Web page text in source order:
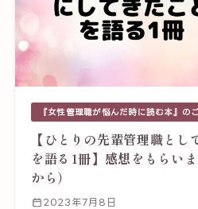
『女性管理職が悩んだ時に読む本』の
【ひとりの先輩管理職とし
を語る1冊】感想をもらい
から）
2023年7月8日